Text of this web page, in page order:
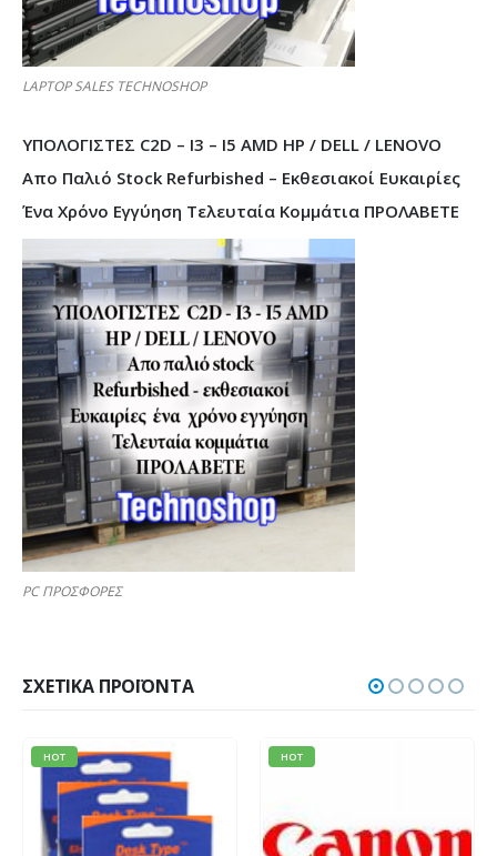
LAPTOP SALES TECHNOSHOP
ΥΠΟΛΟΓΙΣΤΕΣ C2D – I3 – I5 AMD HP / DELL / LENOVO
Απο Παλιό Stock Refurbished – Εκθεσιακοί Ευκαιρίες
Ένα Χρόνο Εγγύηση Τελευταία Κομμάτια ΠΡΟΛΑΒΕΤΕ
PC ΠΡΟΣΦΟΡΕΣ
ΣΧΕΤΙΚΆ ΠΡΟΪΌΝΤΑ
HOT HOT